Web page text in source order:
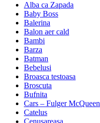
Alba ca Zapada
Baby Boss
Balerina
Balon aer cald
Bambi
Barza
Batman
Bebelusi
Broasca testoasa
Broscuta
Bufnita
Cars – Fulger McQueen
Catelus